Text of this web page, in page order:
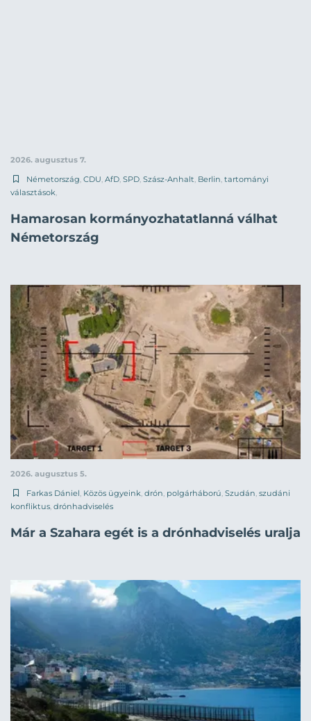
2026. augusztus 7.
Németország CDU AfD SPD Szász-Anhalt Berlin tartományi
választások
Hamarosan kormányozhatatlanná válhat
Németország
2026. augusztus 5.
Farkas Dániel, Közös ügyeink, drón, polgárháború, Szudán, szudáni
konfliktus, drónhadviselés
Már a Szahara egét is a drónhadviselés uralja